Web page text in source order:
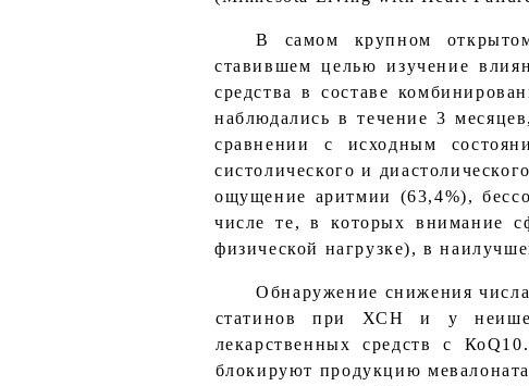
В самом крупном
ставившем целью изучение
средства в составе
наблюдались в течение 3
сравнении с исходным
систолического и
ощущение аритмии (63,4%),
числе те, в которых внимание
физической нагрузке), в
Обнаружение снижения
статинов при ХСН и у
лекарственных средств с
блокируют продукцию